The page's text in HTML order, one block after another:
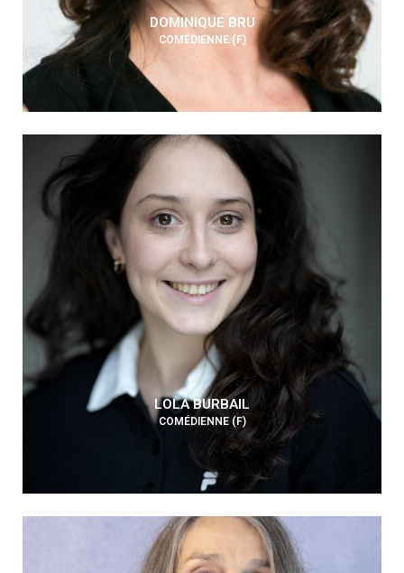
DOMINIQUE BRU
COMÉDIENNE (F)
LOLA BURBAIL
COMÉDIENNE (F)